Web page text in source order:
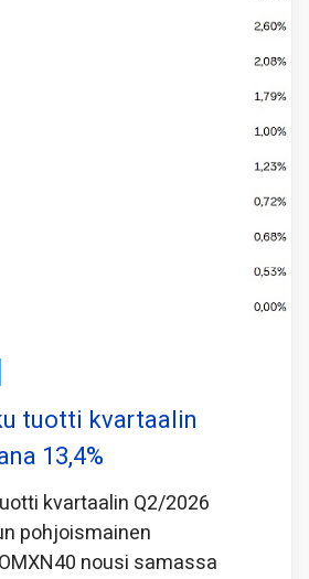
tuotti kvartaalin
13,4%
kvartaalin Q2/2026
pohjoismainen
nousi samassa